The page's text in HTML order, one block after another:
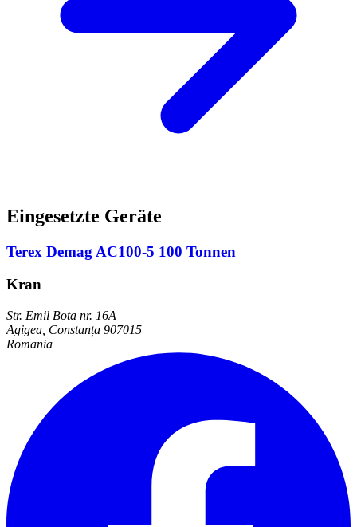
Eingesetzte Geräte
Terex Demag AC100-5 100 Tonnen
Kran
Str. Emil Bota nr. 16A
Agigea, Constanța 907015
Romania